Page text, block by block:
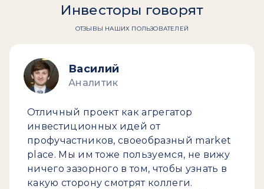
Инвесторы говорят
ОТЗЫВЫ НАШИХ ПОЛЬЗОВАТЕЛЕЙ
Василий
Аналитик
Отличный проект как агрегатор
инвестиционных идей от
профучастников, своеобразный market
place. Мы им тоже пользуемся, не вижу
ничего зазорного в том, чтобы узнать в
какую сторону смотрят коллеги.